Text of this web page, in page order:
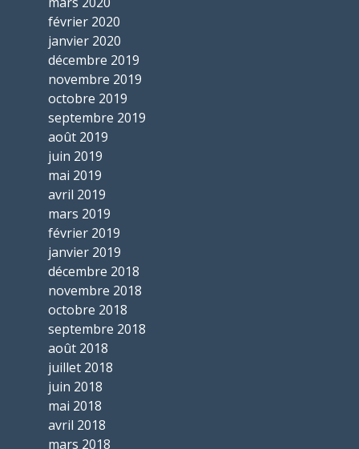
février 2020
janvier 2020
décembre 2019
novembre 2019
octobre 2019
septembre 2019
août 2019
juin 2019
mai 2019
avril 2019
mars 2019
février 2019
janvier 2019
décembre 2018
novembre 2018
octobre 2018
septembre 2018
août 2018
juillet 2018
juin 2018
mai 2018
avril 2018
mars 2018